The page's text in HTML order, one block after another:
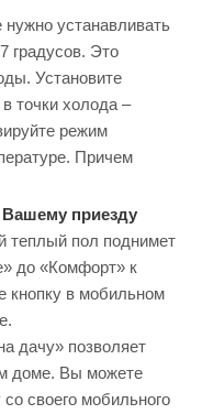
устанавливать
градусов. Это
Установите
точки холода –
режим
Причем
Вашему приезду
теплый пол поднимет
до «Комфорт» к
кнопку в мобильном
дачу» позволяет
доме. Вы можете
своего мобильного